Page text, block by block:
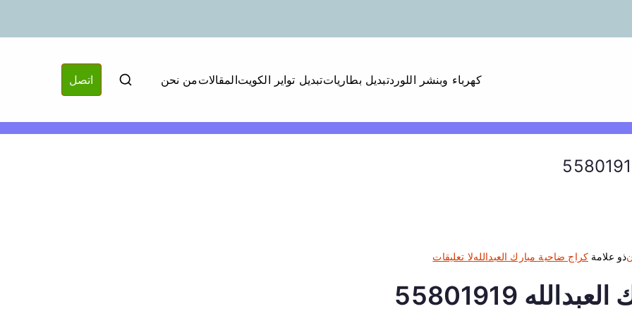
كهرباء وبنشر اللوردتبديل بطارياتتبديل تواير الكويتالمقالاتمن نحن اتصل
ذو علامة كراج ضاحية مبارك العبداللهلا تعليقات
ع
ى
ك
55801919